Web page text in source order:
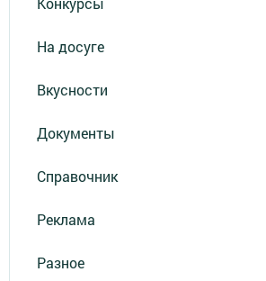
На досуге
Вкусности
Документы
Справочник
Реклама
Разное